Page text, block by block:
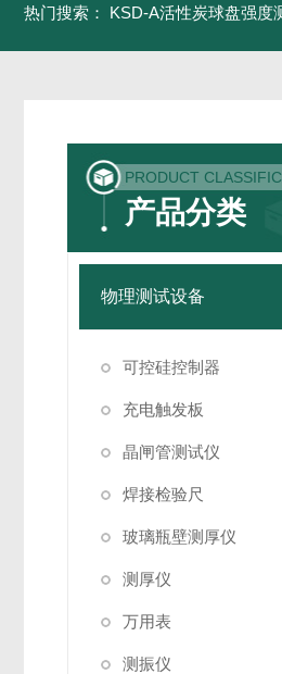
热门搜索： KSD-A活性炭球盘强度
PRODUCT
产品分类
物理测试设备
可控硅控制器
充电触发板
晶闸管测试仪
焊接检验尺
玻璃瓶壁测厚仪
测厚仪
万用表
测振仪